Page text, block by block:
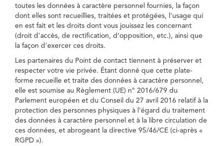
toutes les données à caractère personnel fournies, la façon
dont elles sont recueillies, traitées et protégées, l'usage qui
en est fait et les droits dont vous jouissez les concernant
(droit d'accès, de rectification, d’opposition, etc.), ainsi que
la façon d'exercer ces droits.
Les partenaires du Point de contact tiennent à préserver et
respecter votre vie privée. Étant donné que cette plate-
forme recueille et traite des données à caractère personnel,
elle est soumise au Règlement (UE) n° 2016/679 du
Parlement européen et du Conseil du 27 avril 2016 relatif à la
protection des personnes physiques à l’égard du traitement
des données à caractère personnel et à la libre circulation de
ces données, et abrogeant la directive 95/46/CE (ci-après «
RGPD »).